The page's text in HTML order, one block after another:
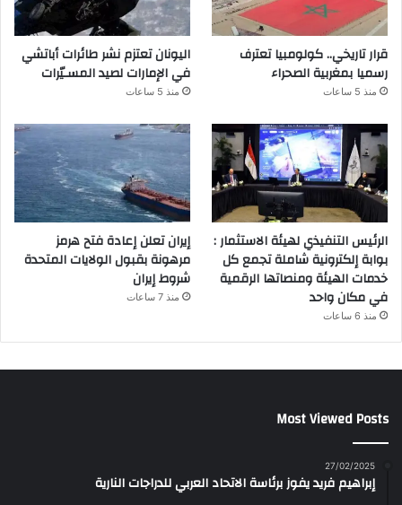
قرار تاريخي.. كولومبيا تعترف
رسميا بمغربية الصحراء
منذ 5 ساعات
اليونان تعتزم نشر طائرات أباتشي
في الإمارات لصيد المسـيّرات
منذ 5 ساعات
الرئيس التنفيذي لهيئة الاستثمار :
بوابة إلكترونية شاملة تجمع كل
خدمات الهيئة ومنصاتها الرقمية
في مكان واحد
منذ 6 ساعات
إيران تعلن إعادة فتح هرمز
مرهونة بقبول الولايات المتحدة
شروط إيران
منذ 7 ساعات
Most Viewed Posts
27/02/2025
إبراهيم فريد يفوز برئاسة الاتحاد العربي للدراجات النارية